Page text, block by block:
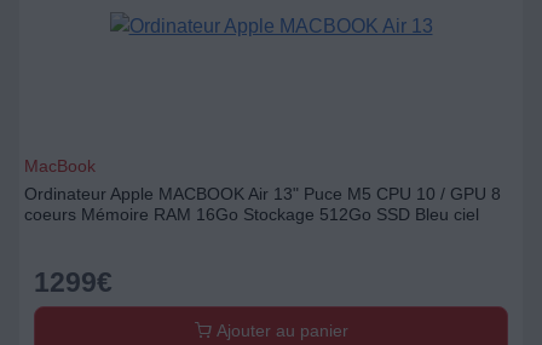
MacBook
Ordinateur Apple MACBOOK Air 13" Puce M5 CPU 10 / GPU 8
coeurs Mémoire RAM 16Go Stockage 512Go SSD Bleu ciel
1299€
Ajouter au panier